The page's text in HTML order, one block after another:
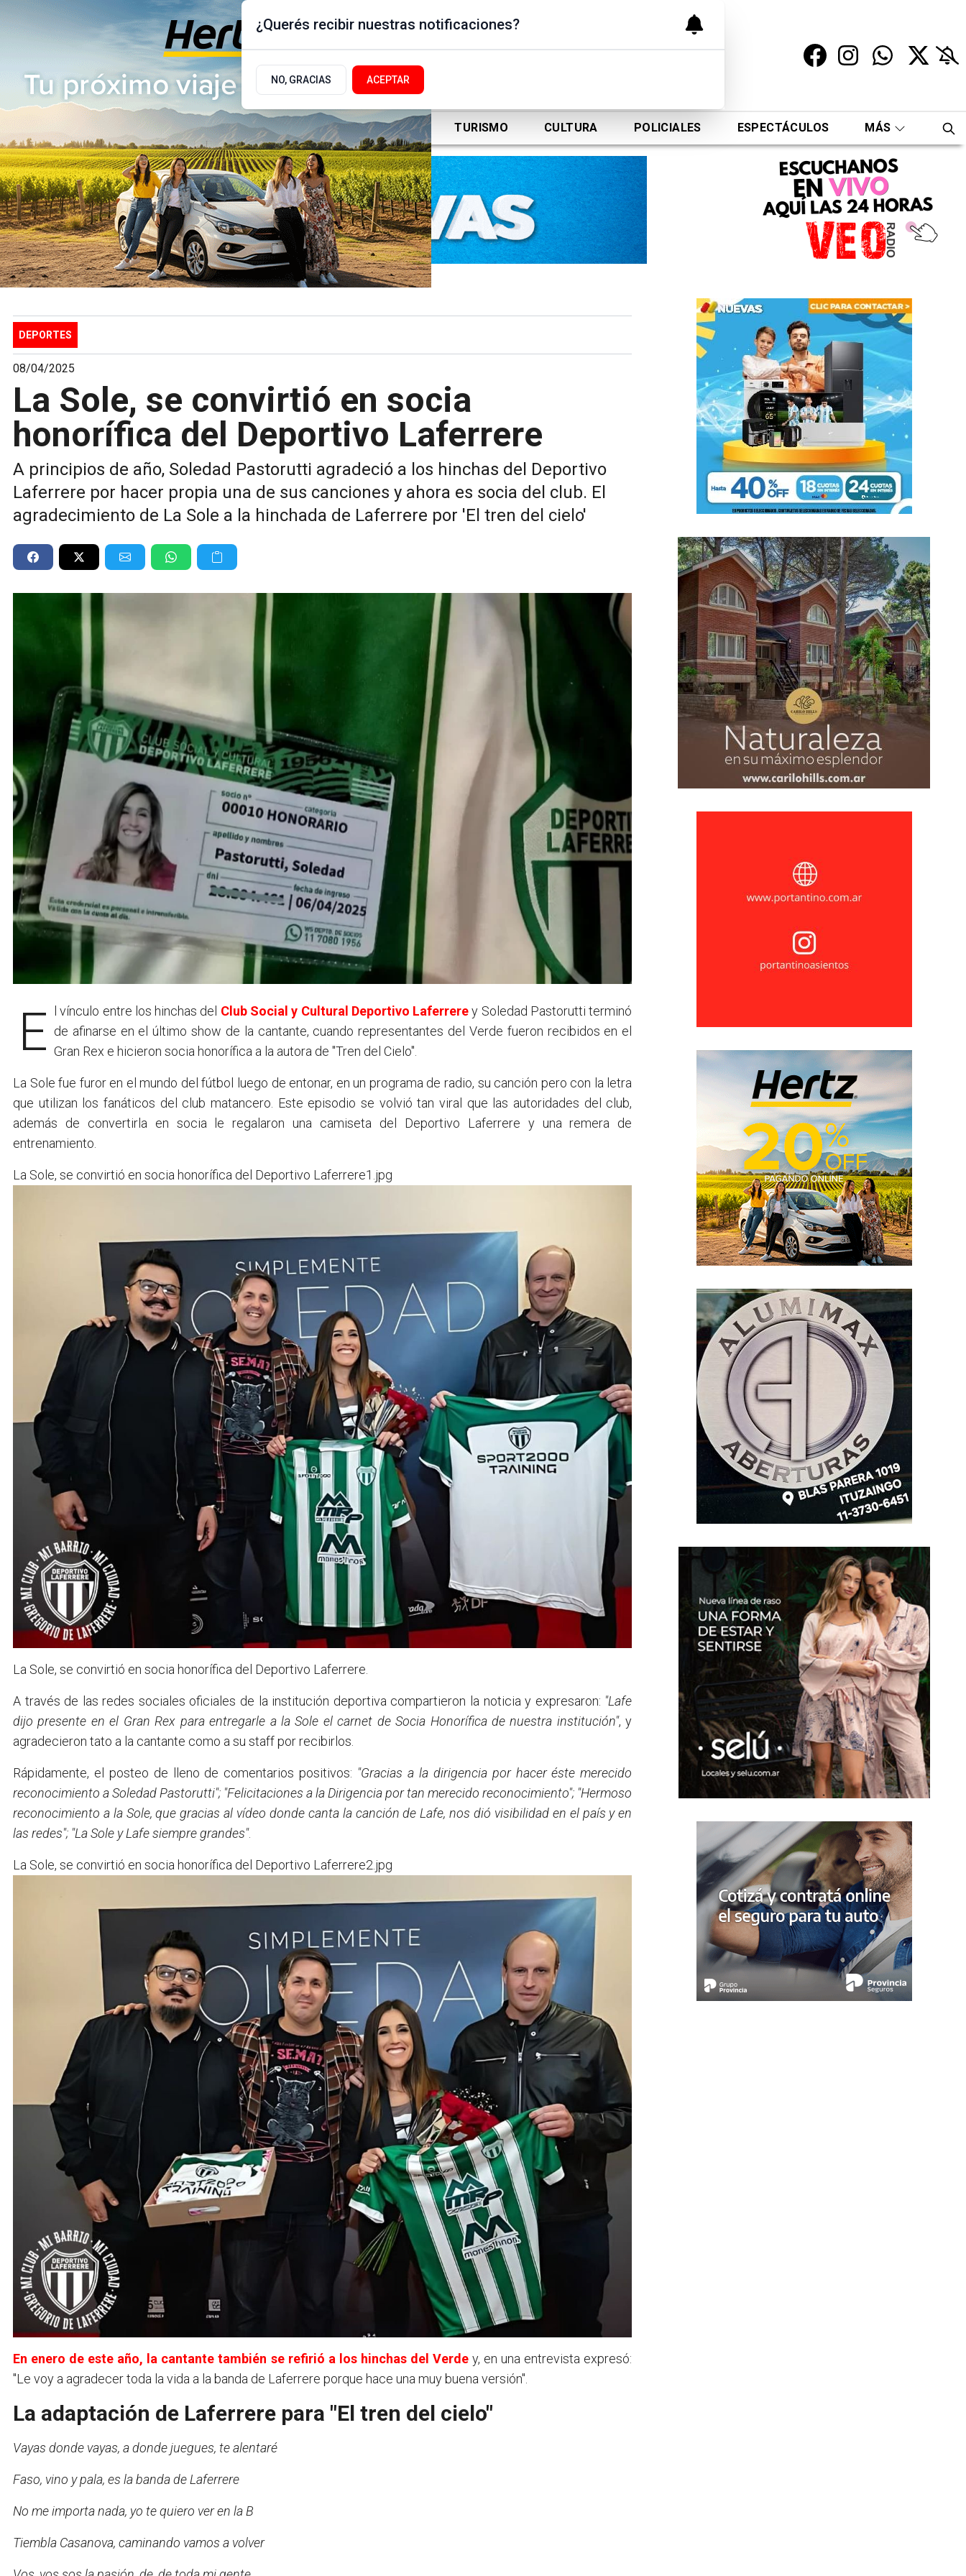
Sábado 8 de Agosto
de 2026
17.9ºc | Buenos Aires, AR
ACTUALIDAD POLÍTICA DEPORTES TURISMO CULTURA POLICIALES ESPECTÁCULOS MÁS
DEPORTES
08/04/2025
La Sole, se convirtió en socia
honorífica del Deportivo Laferrere
A principios de año, Soledad Pastorutti agradeció a los hinchas del Deportivo
Laferrere por hacer propia una de sus canciones y ahora es socia del club. El
agradecimiento de La Sole a la hinchada de Laferrere por 'El tren del cielo'
El vínculo entre los hinchas del Club Social y Cultural Deportivo Laferrerey Soledad Pastorutti terminó
de afinarse en el último show de la cantante, cuando representantes del Verde fueron recibidos en el
Gran Rex e hicieron socia honorífica a la autora de "Tren del Cielo".
La Sole fue furor en el mundo del fútbol luego de entonar, en un programa de radio, su canción pero con la letra
que utilizan los fanáticos del club matancero. Este episodio se volvió tan viral que las autoridades del club,
además de convertirla en socia le regalaron una camiseta del Deportivo Laferrere y una remera de
entrenamiento.
La Sole, se convirtió en socia honorífica del Deportivo Laferrere1.jpg
La Sole, se convirtió en socia honorífica del Deportivo Laferrere.
A través de las redes sociales oficiales de la institución deportiva compartieron la noticia y expresaron: "Lafe
dijo presente en el Gran Rex para entregarle a la Sole el carnet de Socia Honorífica de nuestra institución", y
agradecieron tato a la cantante como a su staff por recibirlos.
Rápidamente, el posteo de lleno de comentarios positivos: "Gracias a la dirigencia por hacer éste merecido
reconocimiento a Soledad Pastorutti"; "Felicitaciones a la Dirigencia por tan merecido reconocimiento"; "Hermoso
reconocimiento a la Sole, que gracias al vídeo donde canta la canción de Lafe, nos dió visibilidad en el país y en
las redes"; "La Sole y Lafe siempre grandes".
La Sole, se convirtió en socia honorífica del Deportivo Laferrere2.jpg
En enero de este año, la cantante también se refirió a los hinchas del Verdey, en una entrevista expresó:
"Le voy a agradecer toda la vida a la banda de Laferrere porque hace una muy buena versión".
La adaptación de Laferrere para "El tren del cielo"
Vayas donde vayas, a donde juegues, te alentaré
Faso, vino y pala, es la banda de Laferrere
No me importa nada, yo te quiero ver en la B
Tiembla Casanova, caminando vamos a volver
¿Querés recibir nuestras notificaciones?
NO, GRACIAS ACEPTAR